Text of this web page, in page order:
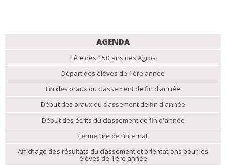
AGENDA
Fête des 150 ans des Agros
Départ des élèves de 1ère année
Fin des oraux du classement de fin d'année
Début des oraux du classement de fin d'année
Début des écrits du classement de fin d'année
Fermeture de l’internat
Affichage des résultats du classement et orientations pour les
élèves de 1ère année